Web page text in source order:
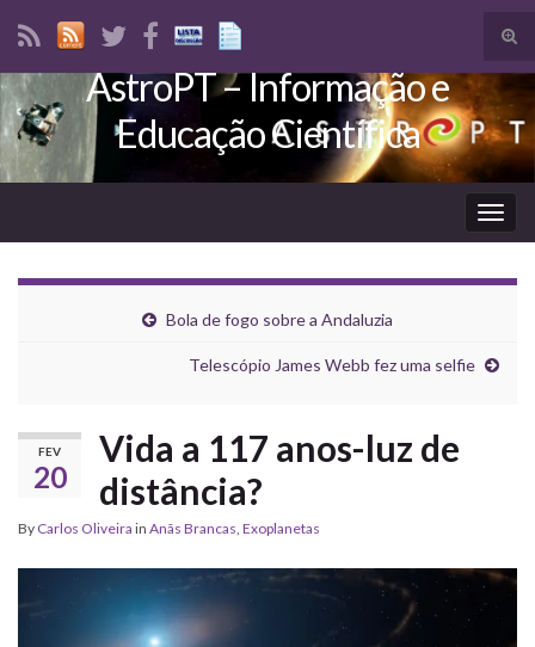
Search for:
AstroPT – Informação e
Educação Científica
Bola de fogo sobre a Andaluzia
Telescópio James Webb fez uma selfie
FEV
20
Vida a 117 anos-luz de
distância?
By Carlos Oliveira in Anãs Brancas, Exoplanetas